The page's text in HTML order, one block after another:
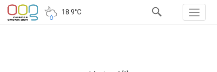
18.9°C